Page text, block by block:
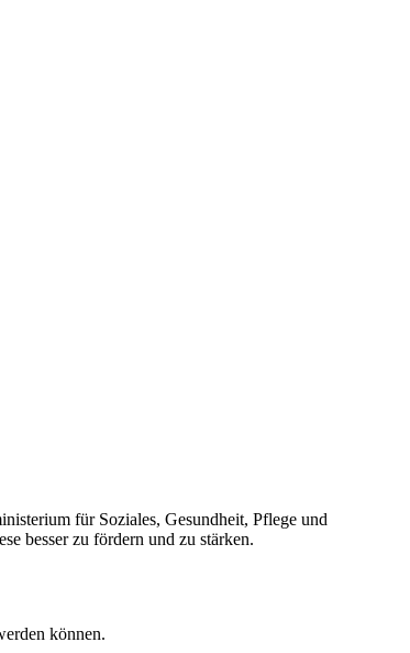
für Soziales, Gesundheit, Pflege und
besser zu fördern und zu stärken.
können.